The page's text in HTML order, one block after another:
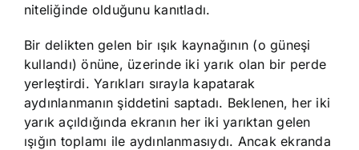
niteliğinde olduğunu kanıtladı.
Bir delikten gelen bir ışık kaynağının (o güneşi
kullandı) önüne, üzerinde iki yarık olan bir perde
yerleştirdi. Yarıkları sırayla kapatarak
aydınlanmanın şiddetini saptadı. Beklenen, her iki
yarık açıldığında ekranın her iki yarıktan gelen
ışığın toplamı ile aydınlanmasıydı. Ancak ekranda